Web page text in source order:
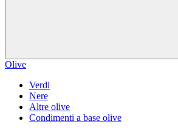
Olive
Verdi
Nere
Altre olive
Condimenti a base olive